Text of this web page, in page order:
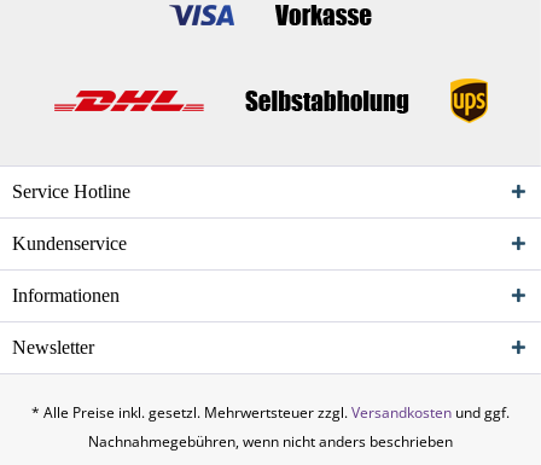
Service Hotline
Kundenservice
Informationen
Newsletter
* Alle Preise inkl. gesetzl. Mehrwertsteuer zzgl.Versandkosten und ggf.
Nachnahmegebühren, wenn nicht anders beschrieben